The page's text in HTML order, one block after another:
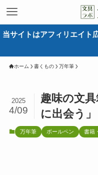
当サイトはアフィリエイト
ホーム 書くもの 万年筆
趣味の文
に出会う」
2025
4/09
万年筆 ボールペン 書籍